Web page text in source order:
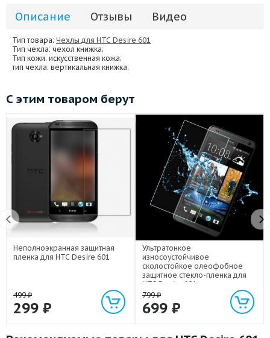
Описание Отзывы Видео
Тип товара: Чехлы для HTC Desire 601
Тип чехла: чехол книжка;
Тип кожи: искусственная кожа;
тип чехла: вертикальная книжка;
С этим товаром берут
Неполноэкранная защитная
пленка для HTC Desire 601
499₽
299 ₽
Ультратонкое
износоустойчивое
сколостойкое олеофобное
защитное стекло-пленка для
HTC Desire 601
799₽
699 ₽